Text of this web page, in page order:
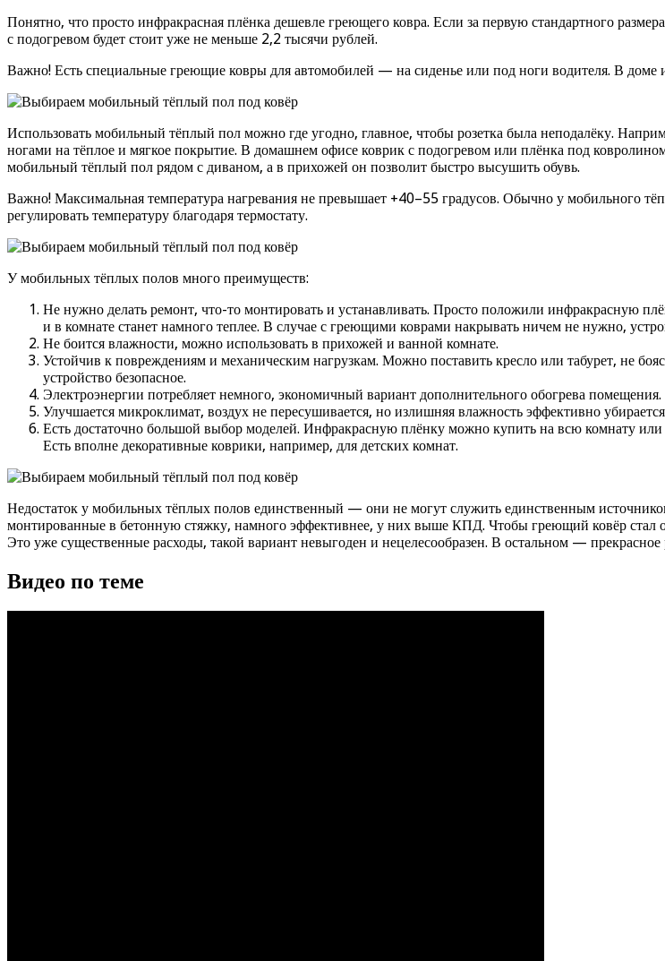
Понятно, что просто инфракрасная плёнка дешевле греющего ковра. Если за первую стандартного
с подогревом будет стоит уже не меньше 2,2 тысячи рублей.
Важно! Есть специальные греющие ковры для автомобилей — на сиденье или под ноги водителя. В доме
Использовать мобильный тёплый пол можно где угодно, главное, чтобы розетка была неподалёку.
ногами на тёплое и мягкое покрытие. В домашнем офисе коврик с подогревом или плёнка под
мобильный тёплый пол рядом с диваном, а в прихожей он позволит быстро высушить обувь.
Важно! Максимальная температура нагревания не превышает +40–55 градусов. Обычно у мобильного
регулировать температуру благодаря термостату.
У мобильных тёплых полов много преимуществ:
Не нужно делать ремонт, что-то монтировать и устанавливать. Просто положили инфракрасную
и в комнате станет намного теплее. В случае с греющими коврами накрывать ничем не нужно,
Не боится влажности, можно использовать в прихожей и ванной комнате.
Устойчив к повреждениям и механическим нагрузкам. Можно поставить кресло или табурет, не
устройство безопасное.
Электроэнергии потребляет немного, экономичный вариант дополнительного обогрева помещения.
Улучшается микроклимат, воздух не пересушивается, но излишняя влажность эффективно
Есть достаточно большой выбор моделей. Инфракрасную плёнку можно купить на всю комнату
Есть вполне декоративные коврики, например, для детских комнат.
Недостаток у мобильных тёплых полов единственный — они не могут служить единственным
монтированные в бетонную стяжку, намного эффективнее, у них выше КПД. Чтобы греющий ковёр
Это уже существенные расходы, такой вариант невыгоден и нецелесообразен. В остальном —
Видео по теме